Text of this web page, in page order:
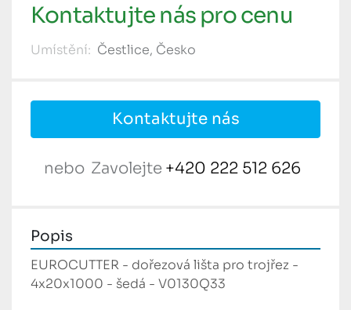
Kontaktujte nás pro cenu
Umístění: Čestlice, Česko
Kontaktujte nás
nebo Zavolejte +420 222 512 626
Popis
EUROCUTTER - dořezová lišta pro trojřez -
4x20x1000 - šedá - V0130Q33